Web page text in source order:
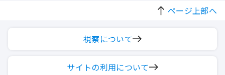
ページ上部へ
視察について
サイトの利用について